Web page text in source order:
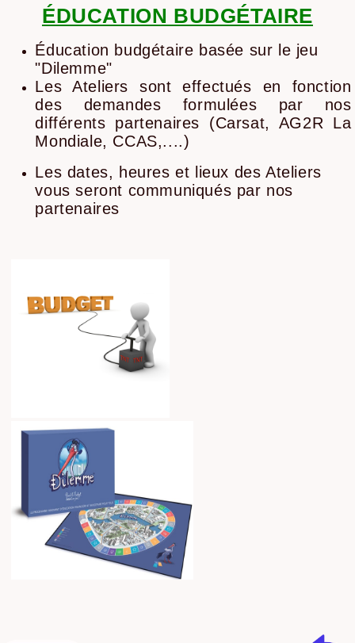
ÉDUCATION BUDGÉTAIRE
Éducation budgétaire basée sur le jeu
"Dilemme"
Les Ateliers sont effectués en fonction
des demandes formulées par nos
différents partenaires (Carsat, AG2R La
Mondiale, CCAS,....)
Les dates, heures et lieux des Ateliers
vous seront communiqués par nos
partenaires